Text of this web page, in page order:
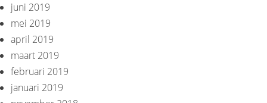
juni 2019
mei 2019
april 2019
maart 2019
februari 2019
januari 2019